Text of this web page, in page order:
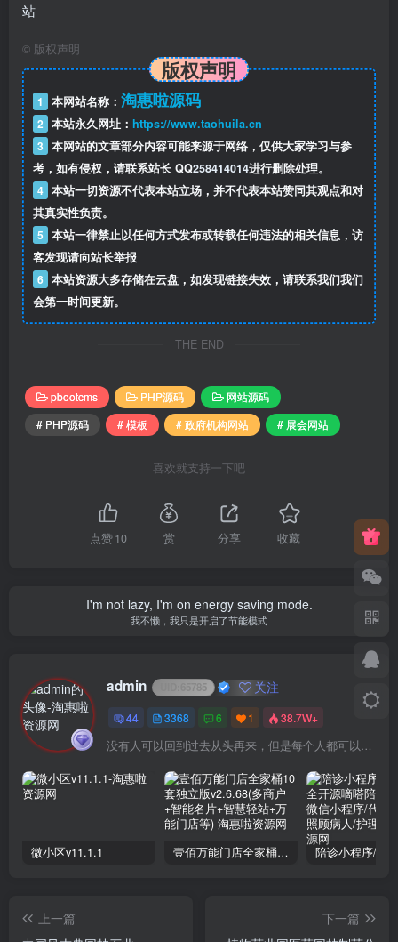
© 版权声明
版权声明
1 本网站名称： 淘惠啦源码
2 本站永久网址： https://www.taohuila.cn
3 本网站的文章部分内容可能来源于网络，仅供大家学习与参
考，如有侵权，请联系站长 QQ258414014进行删除处理。
4 本站一切资源不代表本站立场，并不代表本站赞同其观点和对
其真实性负责。
5 本站一律禁止以任何方式发布或转载任何违法的相关信息，访
客发现请向站长举报
6 本站资源大多存储在云盘，如发现链接失效，请联系我们我们
会第一时间更新。
THE END
pbootcms PHP源码
网站源码
# PHP源码
# 模板 # 政府机构网站 # 展会网站
喜欢就支持一下吧
点赞10 赏 分享 收藏
I'm not lazy, I'm on energy saving mode.
我不懒，我只是开启了节能模式
admin 65785 关注
44 3368 6 1 38.7W+
没有人可以回到过去从头再来，但是每个人都可以从今天开始，创造一个全新的结局
微小区v11.1.1 壹佰万能门店全家桶10套独立版v2.6.68(​多商户+智能名片+智慧轻站+万能门店等)
上一篇
下一篇